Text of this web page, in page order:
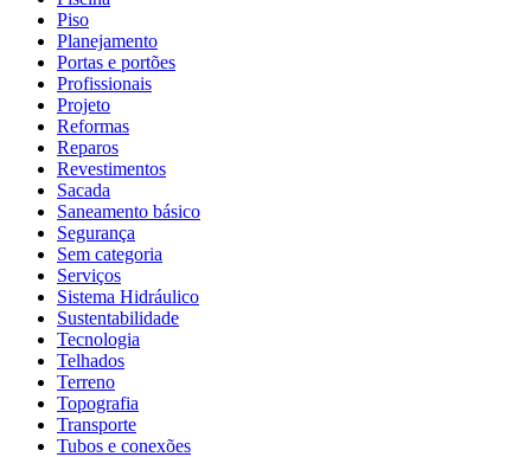
Piso
Planejamento
Portas e portões
Profissionais
Projeto
Reformas
Reparos
Revestimentos
Sacada
Saneamento básico
Segurança
Sem categoria
Serviços
Sistema Hidráulico
Sustentabilidade
Tecnologia
Telhados
Terreno
Topografia
Transporte
Tubos e conexões